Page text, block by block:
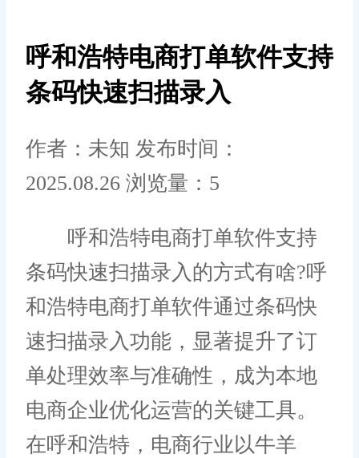
呼和浩特电商打单软件支持
条码快速扫描录入
作者：未知 发布时间：
2025.08.26 浏览量：5
呼和浩特电商打单软件支持
条码快速扫描录入的方式有啥?呼
和浩特电商打单软件通过条码快
速扫描录入功能，显著提升了订
单处理效率与准确性，成为本地
电商企业优化运营的关键工具。
在呼和浩特，电商行业以牛羊